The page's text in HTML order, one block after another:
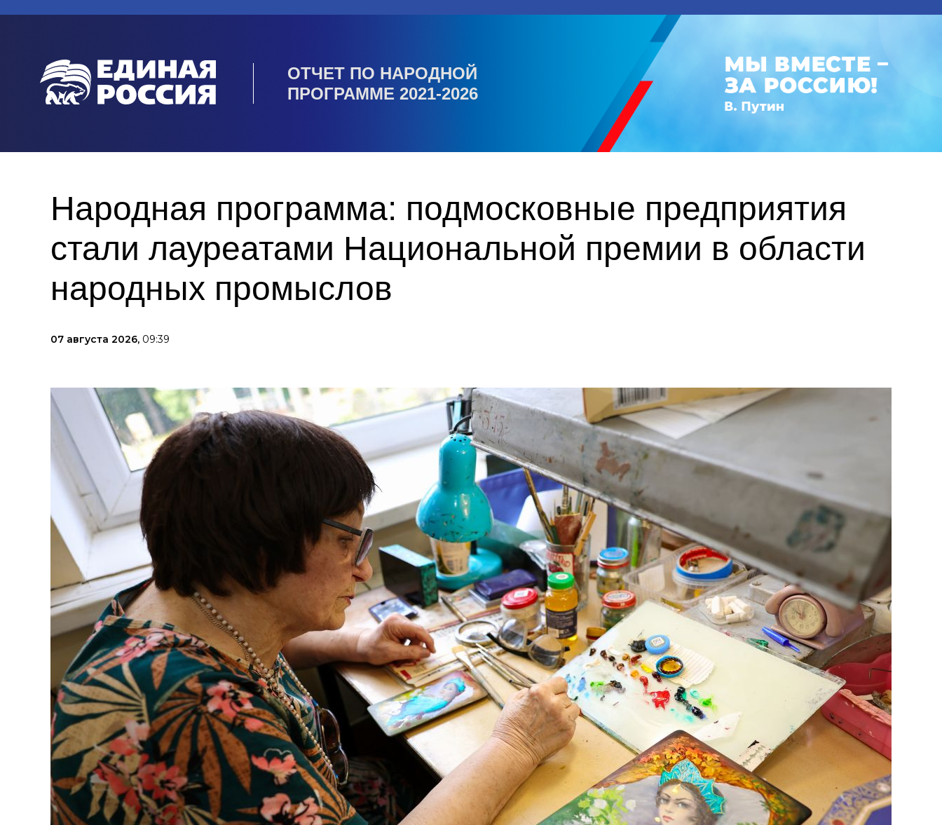
ОТЧЕТ ПО НАРОДНОЙ
ПРОГРАММЕ 2021-2026
Народная программа: подмосковные предприятия
стали лауреатами Национальной премии в области
народных промыслов
07 августа 2026, 09:39